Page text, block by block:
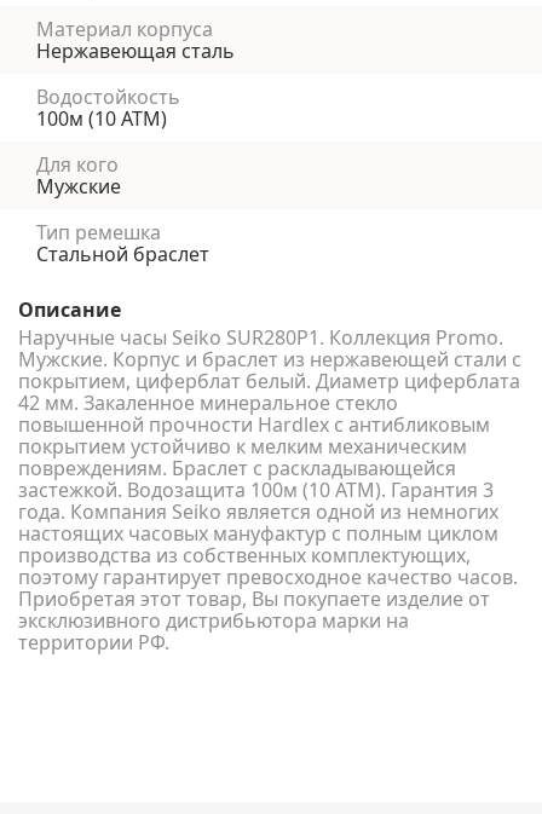
Материал корпуса
Нержавеющая сталь
Водостойкость
100м (10 АТМ)
Для кого
Мужские
Тип ремешка
Стальной браслет
Описание
Наручные часы Seiko SUR280P1. Коллекция Promo.
Мужские. Корпус и браслет из нержавеющей стали с
покрытием, циферблат белый. Диаметр циферблата
42 мм. Закаленное минеральное стекло
повышенной прочности Hardlex с антибликовым
покрытием устойчиво к мелким механическим
повреждениям. Браслет с раскладывающейся
застежкой. Водозащита 100м (10 АТМ). Гарантия 3
года. Компания Seiko является одной из немногих
настоящих часовых мануфактур с полным циклом
производства из собственных комплектующих,
поэтому гарантирует превосходное качество часов.
Приобретая этот товар, Вы покупаете изделие от
эксклюзивного дистрибьютора марки на
территории РФ.